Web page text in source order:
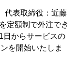
代表取締役：近藤
定額制で外注でき
日からサービスの
を開始いたしま